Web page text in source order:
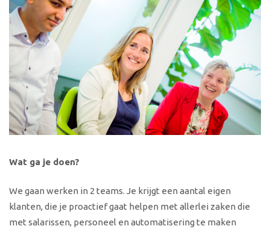
Wat ga je doen?
We gaan werken in 2 teams. Je krijgt een aantal eigen
klanten, die je proactief gaat helpen met allerlei zaken die
met salarissen, personeel en automatisering te maken